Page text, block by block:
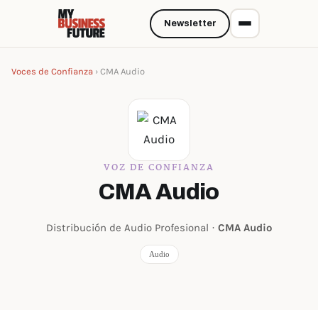
Voces de Confianza › CMA Audio
VOZ DE CONFIANZA
CMA Audio
Distribución de Audio Profesional · CMA Audio
Audio
Newsletter